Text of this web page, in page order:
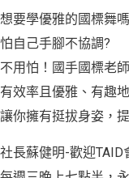
想要學優雅的國標舞
怕自己手腳不協調?
不用怕！國手國標老
有效率且優雅、有趣
讓你擁有挺拔身姿，
社長蘇健明-歡迎TAID